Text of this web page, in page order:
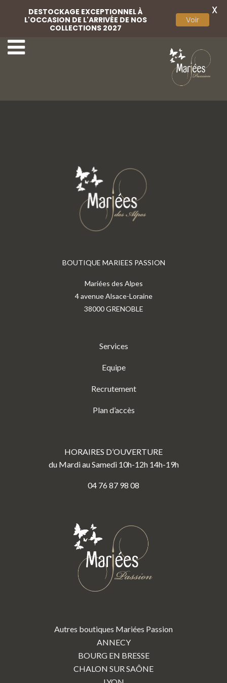
1-Mariées Passion 3-Mariées Passion
BOUTIQUE MARIEES PASSION
Mariées des Alpes
4 avenue Alsace-Loraine
38000 GRENOBLE
Services
Equipe
Recrutement
Plan d’accès
HORAIRES D’OUVERTURE
du Mardi au Samedi 10h-12h 14h-19h
04 76 87 98 08
Autres boutiques Mariées Passion
ANNECY
BOURG EN BRESSE
CHALON SUR SAÔNE
DESTOCKAGE EXCEPTIONNEL À
L'OCCASION DE L'ARRIVÉE DE NOS
COLLECTIONS 2027
Voir
X